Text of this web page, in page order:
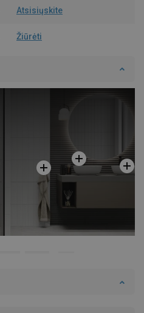
Atsisiųskite
Žiūrėti